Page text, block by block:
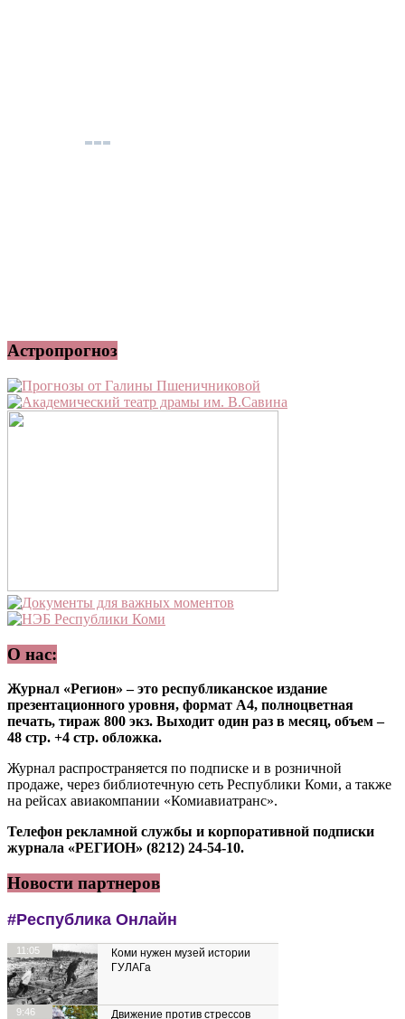
Астропрогноз
О нас:
Журнал «Регион» – это республиканское издание
презентационного уровня, формат А4, полноцветная
печать, тираж 800 экз. Выходит один раз в месяц, объем –
48 стр. +4 стр. обложка.
Журнал распространяется по подписке и в розничной
продаже, через библиотечную сеть Республики Коми, а также
на рейсах авиакомпании «Комиавиатранс».
Телефон рекламной службы и корпоративной подписки
журнала «РЕГИОН» (8212) 24-54-10.
Новости партнеров